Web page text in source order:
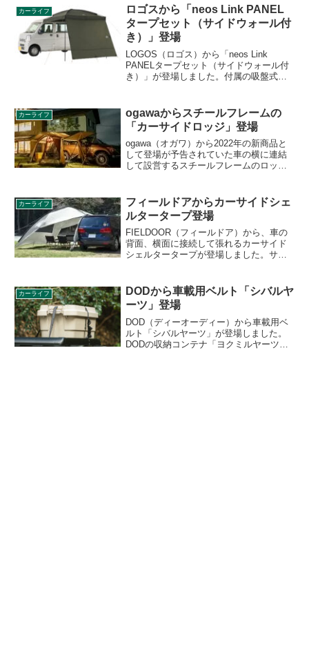
ブリックでカーインテリアをおしゃれに
コーディネートできます。詳細をレビュ
ーします。
カーライフ
ロゴスから「neos Link PANEL
タープセット（サイドウォール付
き）」登場
LOGOS（ロゴス）から「neos Link
PANELタープセット（サイドウォール付
き）」が登場しました。付属の吸盤式ジ
ーを保護するサイドウォールも付属して
います。詳細をレビューします。
カーライフ
ogawaからスチールフレームの
「カーサイドロッジ」登場
ogawa（オガワ）から2022年の新商品と
して登場が予告されていた車の横に連結
して設営するスチールフレームのロッジ
ですが、単体でもシェルターとして使え
ます。詳細をレビューします。
カーライフ
フィールドアからカーサイドシェ
ルタータープ登場
FIELDOOR（フィールドア）から、車の
背面、横面に接続して張れるカーサイド
シェルタータープが登場しました。サイ
ルターのようにも使えます。詳細をレビ
ューします。
カーライフ
DODから車載用ベルト「シバルヤ
ーツ」登場
DOD（ディーオーディー）から車載用ベ
ルト「シバルヤーツ」が登場しました。
DODの収納コンテナ「ヨクミルヤーツ」